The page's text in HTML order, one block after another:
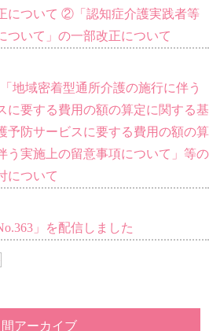
について ②「認知症介護実践者等
ついて」の一部改正について
地域密着型通所介護の施行に伴う
に要する費用の額の算定に関する基
予防サービスに要する費用の額の算
う実施上の留意事項について」等の
について
」を配信しました
間アーカイブ